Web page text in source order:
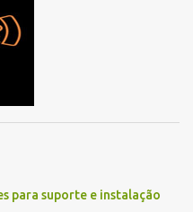
para suporte e instalação